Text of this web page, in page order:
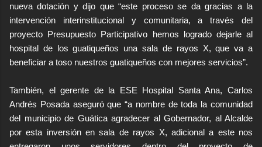
nueva dotación y dijo que “este proceso se da gracias a la
intervención interinstitucional y comunitaria, a través del
proyecto Presupuesto Participativo hemos logrado dejarle al
hospital de los guatiqueños una sala de rayos X, que va a
beneficiar a toso nuestros guatiqueños con mejores servicios”.
También, el gerente de la ESE Hospital Santa Ana, Carlos
Andrés Posada aseguró que “a nombre de toda la comunidad
del municipio de Guática agradecer al Gobernador, al Alcalde
por esta inversión en sala de rayos X, adicional a este nos